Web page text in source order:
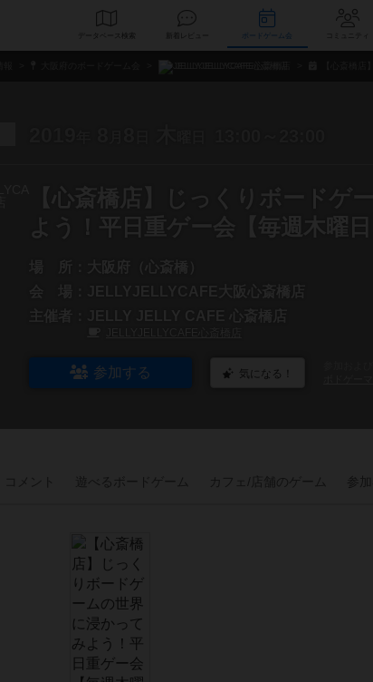
データベース 新着レビュー
【心斎橋店】じっくりボードゲ
よう！平日重ゲー会【毎週木曜日
場 所：
大阪府（心斎橋）
会 場：
JELLYJELLYCAFE大阪心斎橋店
主催者：
JELLY JELLY CAFE 心斎橋店
参加する 気になる！